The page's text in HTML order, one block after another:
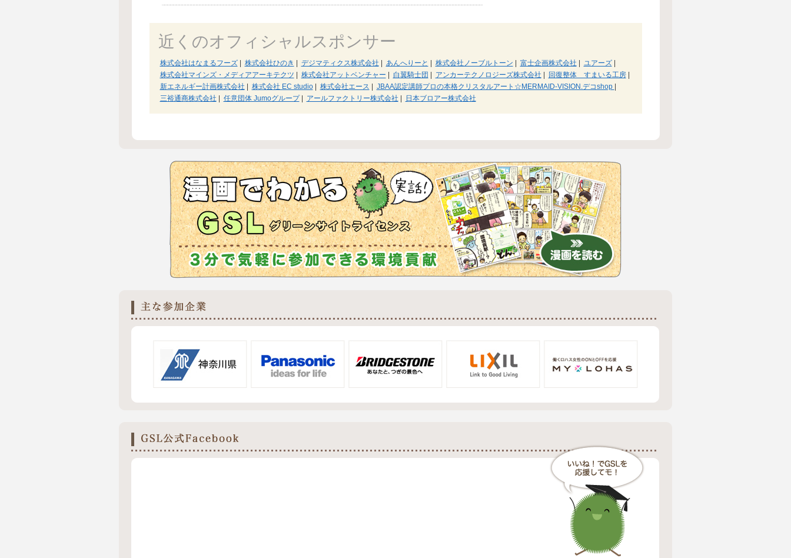
近くのオフィシャルスポンサー
株式会社はなまるフーズ| 株式会社ひのき デジマティクス株式会社 あんへりーと 株式会社ノーブルトーン 富士企画株式会社 ユアーズ|
株式会社マインズ・メディアアーキテクツ
株式会社アットベンチャー 白翼騎士団 アンカーテクノロジーズ株式会社 回復整体 すまいる工房|
新エネルギー計画株式会社
株式会社 EC studio| 株式会社エース JBAA認定講師プロの本格クリスタルアート☆MERMAID-VISION.デコshop
三裕通商株式会社
任意団体 Jumoグループ| アールファクトリー株式会社 日本ブロアー株式会社